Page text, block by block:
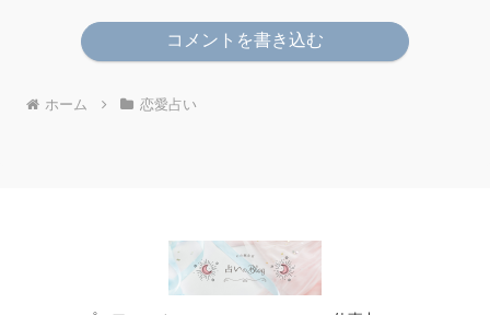
コメントを書き込む
ホーム 恋愛占い